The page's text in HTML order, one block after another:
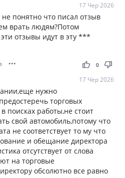
17 Чер 2026
понятно что писал отзыв
врать людям?Потом
отзывы идут в эту ***
••• thumb_up thumb_down
0
17 Чер 2026
нужно
торговых
поисках работы,не стоит
свой автомобиль,потому что
не соответствует то му что
и обещание директора
отсутствует от слова
на торговые
обсолютно все равно